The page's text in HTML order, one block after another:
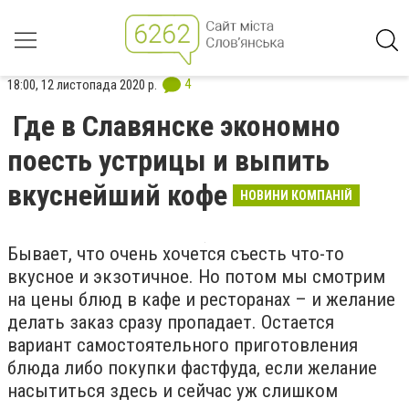
18:00, 12 листопада 2020 р. 4
Где в Славянске экономно
поесть устрицы и выпить
вкуснейший кофе
НОВИНИ КОМПАНІЙ
Бывает, что очень хочется съесть что-то
вкусное и экзотичное. Но потом мы смотрим
на цены блюд в кафе и ресторанах – и желание
делать заказ сразу пропадает. Остается
вариант самостоятельного приготовления
блюда либо покупки фастфуда, если желание
насытиться здесь и сейчас уж слишком